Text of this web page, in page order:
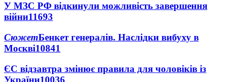
У МЗС РФ відкинули можливість завершення
війни11693
СюжетБенкет генералів. Наслідки вибуху в
Москві10841
ЄС відзавтра змінює правила для чоловіків із
України10036